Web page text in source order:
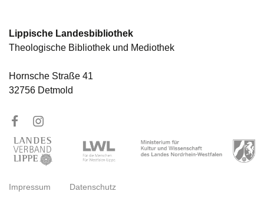
Lippische Landesbibliothek
Theologische Bibliothek und Mediothek
Hornsche Straße 41
32756 Detmold
Impressum Datenschutz